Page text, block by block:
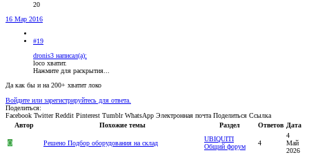
20
16 Мар 2016
#19
dronis3 написал(а):
loco хватит.
Нажмите для раскрытия...
Да как бы и на 200+ хватит локо
Войдите или зарегистрируйтесь для ответа.
Поделиться:
Facebook Twitter Reddit Pinterest Tumblr WhatsApp Электронная почта Поделиться Ссылка
Автор
Похожие темы Раздел Ответов Дата
O Решено Подбор оборудования на склад
UBIQUITI
Общий форум
4
4
Май
2026